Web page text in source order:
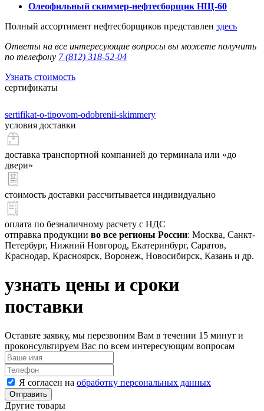
Олеофильный скиммер-нефтесборщик НЩ-60
Полный ассортимент нефтесборщиков представлен здесь
Ответы на все интересующие вопросы вы можете получить
по телефону 7 (812) 318-52-04
Узнать стоимость
сертификаты
sertifikat-o-tipovom-odobrenii-skimmery
условия доставки
доставка транспортной компанией до терминала или «до
двери»
стоимость доставки рассчитывается индивидуально
оплата по безналичному расчету с НДС
отправка продукции во все регионы России: Москва, Санкт-
Петербург, Нижний Новгород, Екатеринбург, Саратов,
Краснодар, Красноярск, Воронеж, Новосибирск, Казань и др.
узнать цены и сроки
поставки
Оставьте заявку, мы перезвоним Вам в течении 15 минут и
проконсультируем Вас по всем интересующим вопросам
Я согласен на обработку персональных данных
Отправить
Другие товары